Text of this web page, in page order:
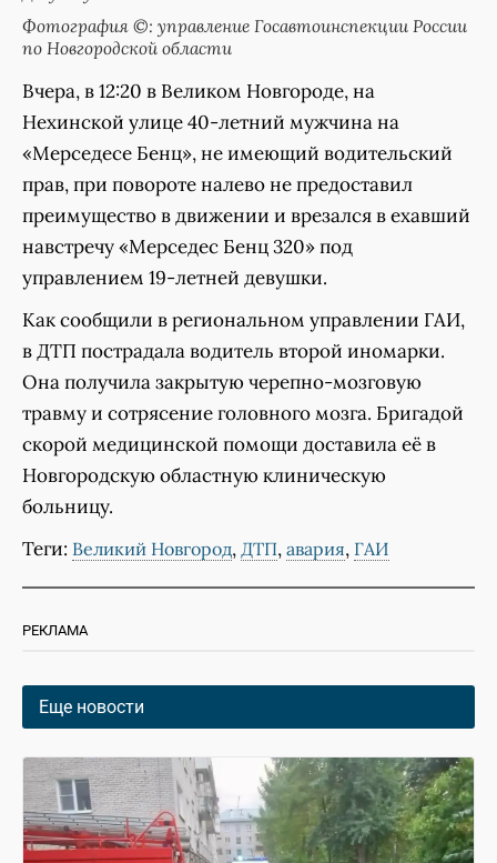
Фотография ©: управление Госавтоинспекции России
по Новгородской области
Вчера, в 12:20 в Великом Новгороде, на
Нехинской улице 40-летний мужчина на
«Мерседесе Бенц», не имеющий водительский
прав, при повороте налево не предоставил
преимущество в движении и врезался в ехавший
навстречу «Мерседес Бенц 320» под
управлением 19-летней девушки.
Как сообщили в региональном управлении ГАИ,
в ДТП пострадала водитель второй иномарки.
Она получила закрытую черепно-мозговую
травму и сотрясение головного мозга. Бригадой
скорой медицинской помощи доставила её в
Новгородскую областную клиническую
больницу.
Теги: Великий Новгород, ДТП, авария, ГАИ
РЕКЛАМА
Еще новости